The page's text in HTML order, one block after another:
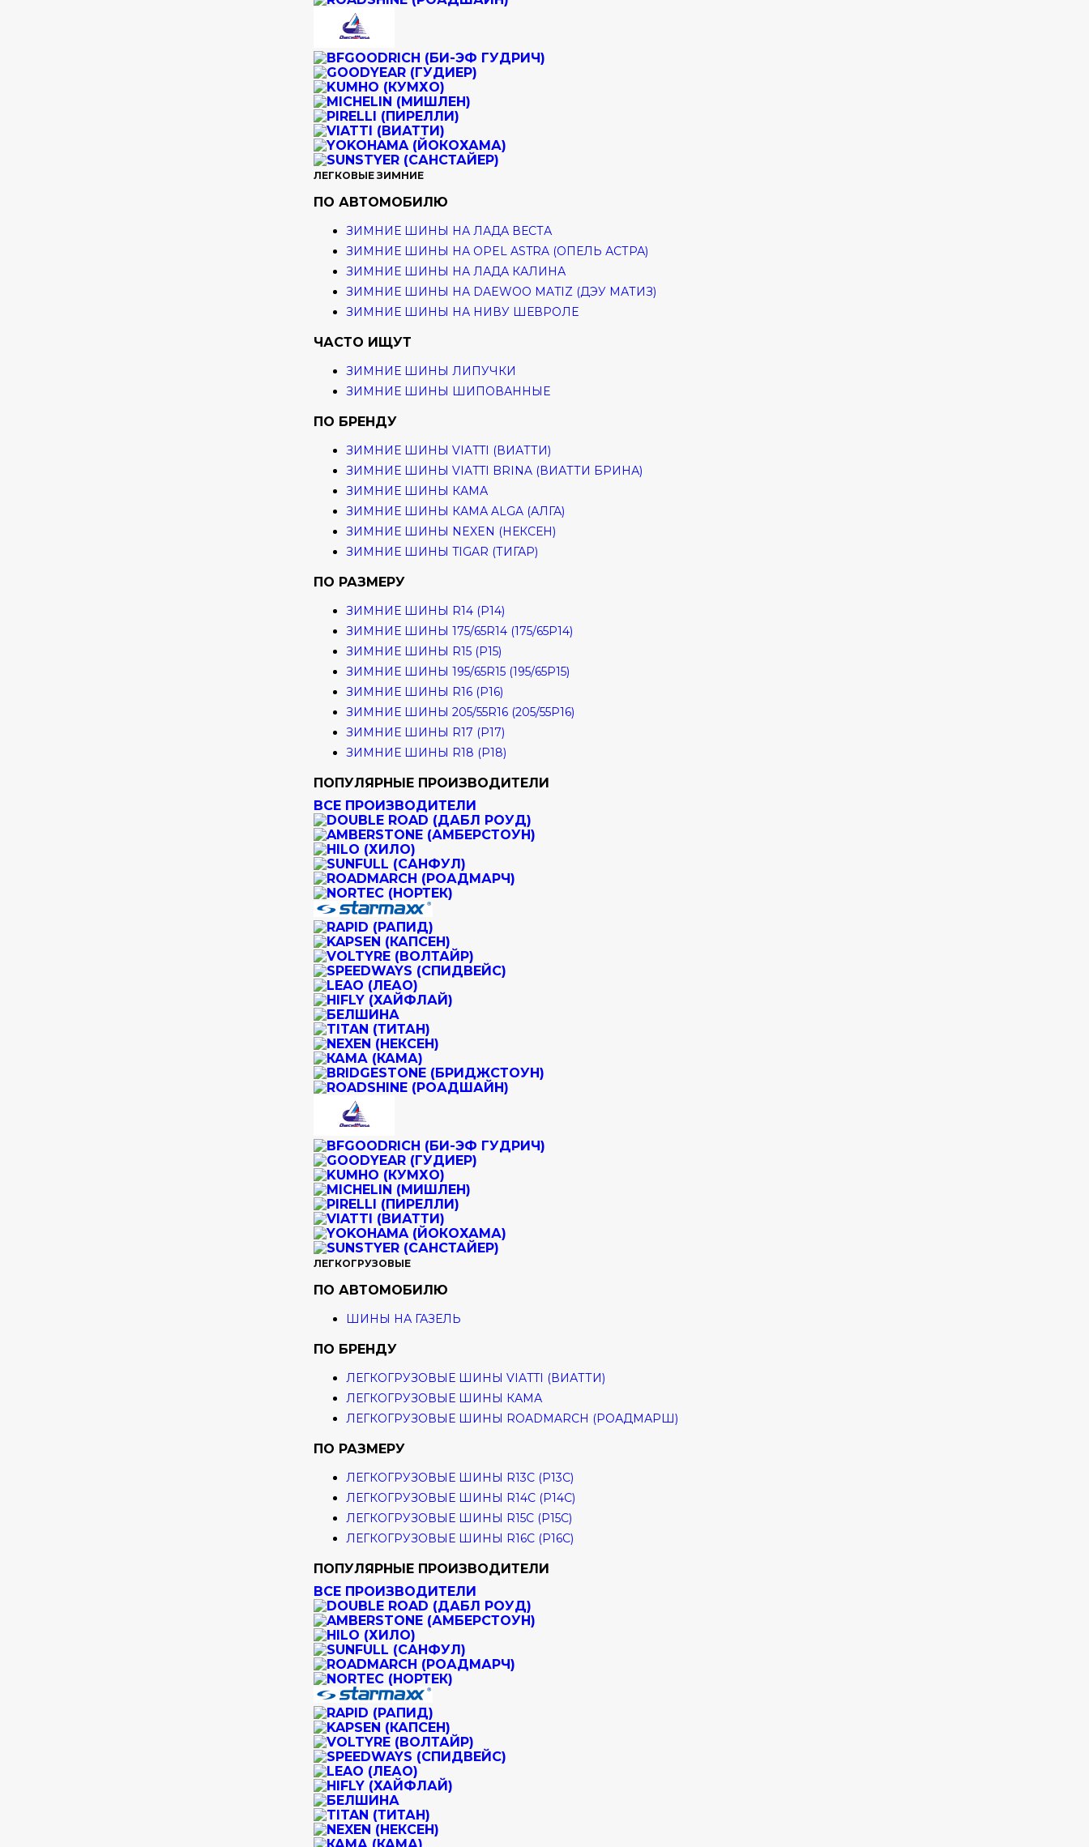
ЛЕГКОВЫЕ ЗИМНИЕ
ПО АВТОМОБИЛЮ
ЗИМНИЕ ШИНЫ НА ЛАДА ВЕСТА
ЗИМНИЕ ШИНЫ НА OPEL ASTRA (ОПЕЛЬ АСТРА)
ЗИМНИЕ ШИНЫ НА ЛАДА КАЛИНА
ЗИМНИЕ ШИНЫ НА DAEWOO MATIZ (ДЭУ МАТИЗ)
ЗИМНИЕ ШИНЫ НА НИВУ ШЕВРОЛЕ
ЧАСТО ИЩУТ
ЗИМНИЕ ШИНЫ ЛИПУЧКИ
ЗИМНИЕ ШИНЫ ШИПОВАННЫЕ
ПО БРЕНДУ
ЗИМНИЕ ШИНЫ VIATTI (ВИАТТИ)
ЗИМНИЕ ШИНЫ VIATTI BRINA (ВИАТТИ БРИНА)
ЗИМНИЕ ШИНЫ КАМА
ЗИМНИЕ ШИНЫ КАМА ALGA (АЛГА)
ЗИМНИЕ ШИНЫ NEXEN (НЕКСЕН)
ЗИМНИЕ ШИНЫ TIGAR (ТИГАР)
ПО РАЗМЕРУ
ЗИМНИЕ ШИНЫ R14 (Р14)
ЗИМНИЕ ШИНЫ 175/65R14 (175/65Р14)
ЗИМНИЕ ШИНЫ R15 (Р15)
ЗИМНИЕ ШИНЫ 195/65R15 (195/65Р15)
ЗИМНИЕ ШИНЫ R16 (Р16)
ЗИМНИЕ ШИНЫ 205/55R16 (205/55Р16)
ЗИМНИЕ ШИНЫ R17 (Р17)
ЗИМНИЕ ШИНЫ R18 (Р18)
ПОПУЛЯРНЫЕ ПРОИЗВОДИТЕЛИ
ВСЕ ПРОИЗВОДИТЕЛИ
ЛЕГКОГРУЗОВЫЕ
ПО АВТОМОБИЛЮ
ШИНЫ НА ГАЗЕЛЬ
ПО БРЕНДУ
ЛЕГКОГРУЗОВЫЕ ШИНЫ VIATTI (ВИАТТИ)
ЛЕГКОГРУЗОВЫЕ ШИНЫ КАМА
ЛЕГКОГРУЗОВЫЕ ШИНЫ ROADMARCH (РОАДМАРШ)
ПО РАЗМЕРУ
ЛЕГКОГРУЗОВЫЕ ШИНЫ R13C (Р13С)
ЛЕГКОГРУЗОВЫЕ ШИНЫ R14C (Р14С)
ЛЕГКОГРУЗОВЫЕ ШИНЫ R15C (Р15С)
ЛЕГКОГРУЗОВЫЕ ШИНЫ R16C (Р16С)
ПОПУЛЯРНЫЕ ПРОИЗВОДИТЕЛИ
ВСЕ ПРОИЗВОДИТЕЛИ